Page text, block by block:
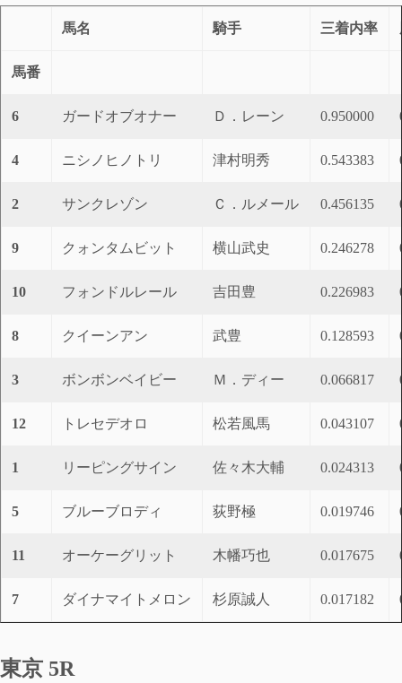
馬名 騎手 三着内率
馬番
6 ガードオブオナー Ｄ．レーン 0.950000
4 ニシノヒノトリ 津村明秀 0.543383
2 サンクレゾン Ｃ．ルメール 0.456135
9 クォンタムビット 横山武史 0.246278
10 フォンドルレール 吉田豊 0.226983
8 クイーンアン 武豊 0.128593
3 ボンボンベイビー Ｍ．ディー 0.066817
12 トレセデオロ 松若風馬 0.043107
1 リーピングサイン 佐々木大輔 0.024313
5 ブルーブロディ 荻野極 0.019746
11 オーケーグリット 木幡巧也 0.017675
7 ダイナマイトメロン 杉原誠人 0.017182
東京 5R